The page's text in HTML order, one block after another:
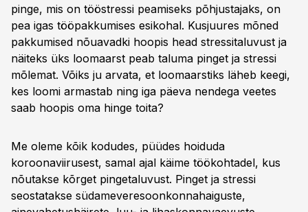
pinge, mis on tööstressi peamiseks põhjustajaks, on
pea igas tööpakkumises esikohal. Kusjuures mõned
pakkumised nõuavadki hoopis head stressitaluvust ja
näiteks üks loomaarst peab taluma pinget ja stressi
mõlemat. Võiks ju arvata, et loomaarstiks läheb keegi,
kes loomi armastab ning iga päeva nendega veetes
saab hoopis oma hinge toita?
Me oleme kõik kodudes, püüdes hoiduda
koroonaviirusest, samal ajal käime töökohtadel, kus
nõutakse kõrget pingetaluvust. Pinget ja stressi
seostatakse südameveresoonkonnahaiguste,